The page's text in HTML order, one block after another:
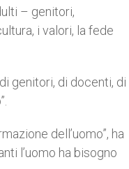
– genitori,
i valori, la fede
genitori, di docenti, di
dell’uomo”, ha
l’uomo ha bisogno